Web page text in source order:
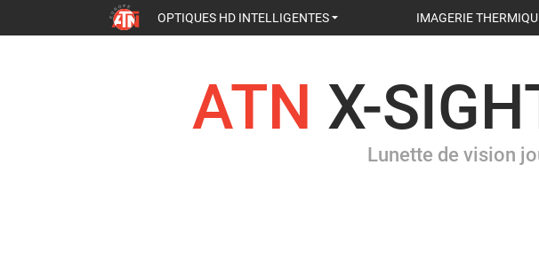
OPTIQUES HD INTELLIGENTES IMAGERIE
ATN X-
Lunette de vision